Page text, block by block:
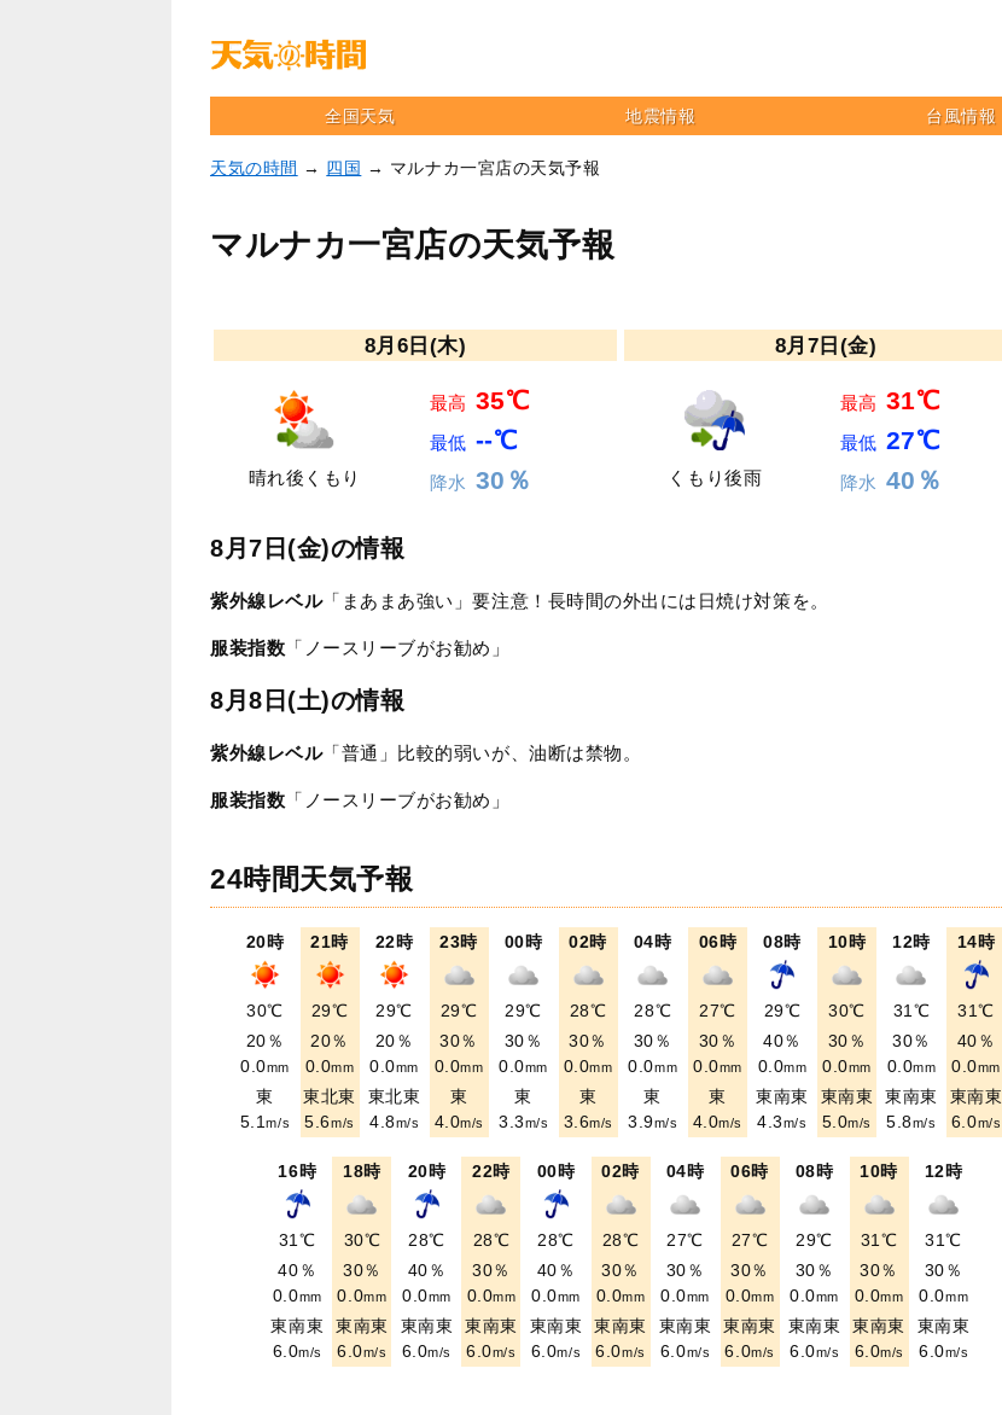
全国天気 地震情報 台風情報
天気の時間 → 四国 → マルナカ一宮店の天気予報
マルナカ一宮店の天気予報
8月6日(木)
晴れ後くもり
最高 35℃
最低 --℃
降水 30％
8月7日(金)
くもり後雨
最高 31℃
最低 27℃
降水 40％
8月7日(金)の情報
紫外線レベル「まあまあ強い」要注意！長時間の外出には日焼け対策を。
服装指数 「ノースリーブがお勧め」
8月8日(土)の情報
紫外線レベル「普通」比較的弱いが、油断は禁物。
服装指数 「ノースリーブがお勧め」
24時間天気予報
20時
30℃
20％
0.0mm
東
5.1m/s
21時
29℃
20％
0.0mm
東北東
5.6m/s
22時
29℃
20％
0.0mm
東北東
4.8m/s
23時
29℃
30％
0.0mm
東
4.0m/s
00時
29℃
30％
0.0mm
東
3.3m/s
02時
28℃
30％
0.0mm
東
3.6m/s
04時
28℃
30％
0.0mm
東
3.9m/s
06時
27℃
30％
0.0mm
東
4.0m/s
08時
29℃
40％
0.0mm
東南東
4.3m/s
10時
30℃
30％
0.0mm
東南東
5.0m/s
12時
31℃
30％
0.0mm
東南東
5.8m/s
14時
31℃
40％
0.0mm
東南東
6.0m/s
16時
31℃
40％
0.0mm
東南東
6.0m/s
18時
30℃
30％
0.0mm
東南東
6.0m/s
20時
28℃
40％
0.0mm
東南東
6.0m/s
22時
28℃
30％
0.0mm
東南東
6.0m/s
00時
28℃
40％
0.0mm
東南東
6.0m/s
02時
28℃
30％
0.0mm
東南東
6.0m/s
04時
27℃
30％
0.0mm
東南東
6.0m/s
06時
27℃
30％
0.0mm
東南東
6.0m/s
08時
29℃
30％
0.0mm
東南東
6.0m/s
10時
31℃
30％
0.0mm
東南東
6.0m/s
12時
31℃
30％
0.0mm
東南東
6.0m/s